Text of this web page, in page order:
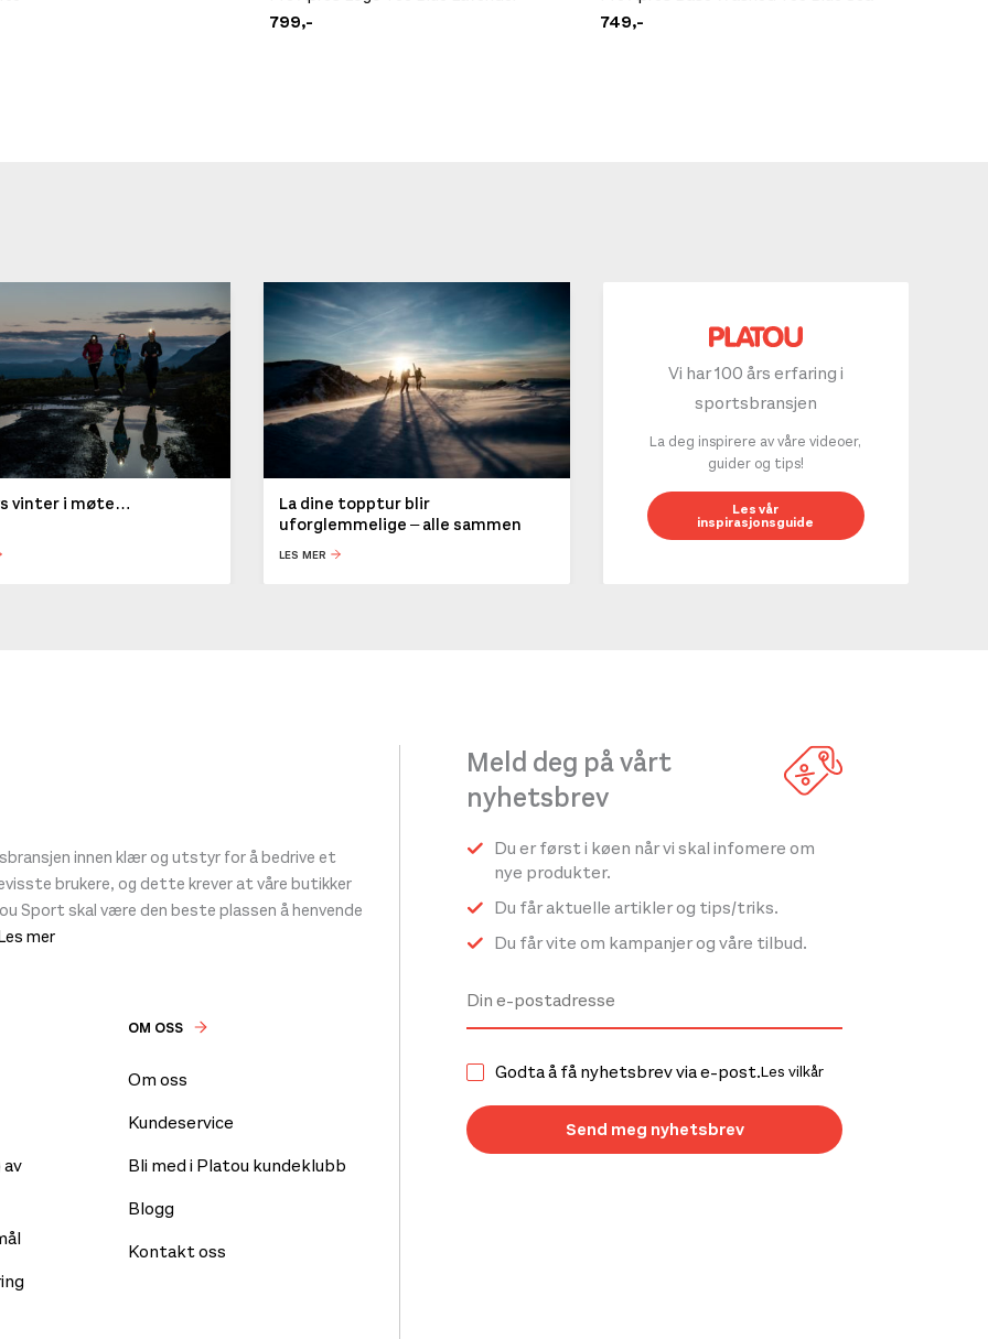
799,- 749,-
vinter i møte…
La dine topptur blir
uforglemmelige – alle sammen
LES MER
Vi har 100 års erfaring i
sportsbransjen
La deg inspirere av våre videoer,
guider og tips!
Les vår
inspirasjonsguide
innen klær og utstyr for å bedrive et
brukere, og dette krever at våre butikker
Sport skal være den beste plassen å henvende
mer
OM OSS
Om oss
Kundeservice
Bli med i Platou kundeklubb
Blogg
Kontakt oss
Meld deg på vårt
nyhetsbrev
Du er først i køen når vi skal infomere om
nye produkter.
Du får aktuelle artikler og tips/triks.
Du får vite om kampanjer og våre tilbud.
Godta å få nyhetsbrev via e-post.Les vilkår